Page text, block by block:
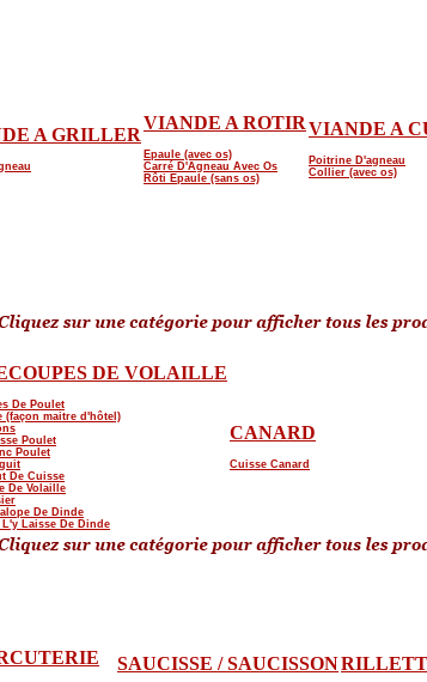
A GRILLER
VIANDE A ROTIR
Epaule (avec os)
Carré D'Agneau Avec Os
Rôti Epaule (sans os)
VIANDE A
Poitrine D'agneau
Collier (avec os)
DE VOLAILLE
De Poulet
(façon maitre d'hôtel)
Poulet
Poulet
De Cuisse
De Volaille
De Dinde
L'y Laisse De Dinde
CANARD
Cuisse Canard
SAUCISSE / SAUCISSON